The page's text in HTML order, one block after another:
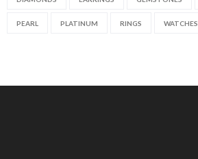
PEARL PLATINUM RINGS WATCHES